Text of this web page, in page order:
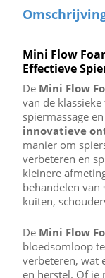
Mini Flow
Effectieve
De Mini Flow
van de
spiermassage
innovatieve
manier om
verbeteren en
kleinere
behandelen van
kuiten,
De Mini Flow
bloedsomloop
verbeteren, wat
en herstel. Of je